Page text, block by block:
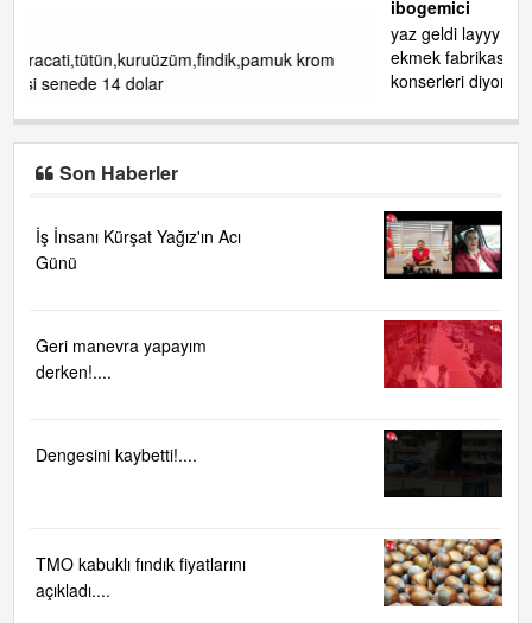
yaz geldi layyy layyy layy lom festivalleri başladı biz halk
ekmek fabrikası kent lokantası diyoruz ağacum yaz
konserleri diyor
Son Haberler
İş İnsanı Kürşat Yağız'ın Acı
Günü
Geri manevra yapayım
derken!....
Dengesini kaybetti!....
TMO kabuklı fındık fiyatlarını
açıkladı....